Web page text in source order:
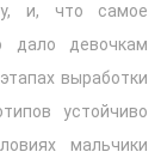
и, что самое
дало девочкам
выработки
устойчиво
мальчики